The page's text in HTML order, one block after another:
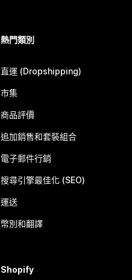
熱門類別
直運 (Dropshipping)
市集
商品評價
追加銷售和套裝組合
電子郵件行銷
搜尋引擎最佳化 (SEO)
運送
幣別和翻譯
Shopify